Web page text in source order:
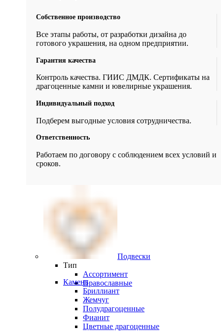
Собственное производство
Все этапы работы, от разработки дизайна до
готового украшения, на одном предприятии.
Гарантия качества
Контроль качества. ГИИС ДМДК. Сертификаты на
драгоценные камни и ювелирные украшения.
Индивидуальный подход
Подберем выгодные условия сотрудничества.
Ответственность
Работаем по договору с соблюдением всех условий и
сроков.
Подвески
Тип
Ассортимент
Православные
Камень
Бриллиант
Жемчуг
Полудрагоценные
Фианит
Цветные драгоценные